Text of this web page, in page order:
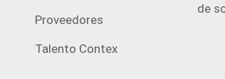
Proveedores
Talento Contex
de